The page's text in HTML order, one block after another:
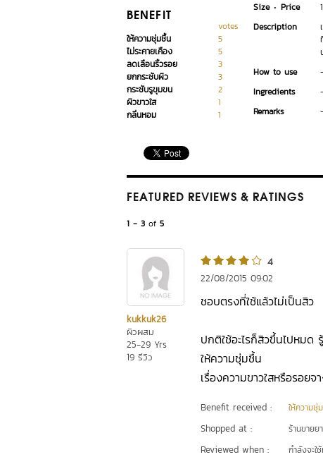
BENEFIT
votes
ให้ความชุ่มชื้น
5
ไม่ระคายเคือง
5
ลดเลือนริ้วรอย
3
ยกกระชับผิว
3
กระชับรูขุมขน
2
ผิวขาวใส
1
กลิ่นหอม
1
Size Price
Description
How to use
Ingredients
Remarks
FEATURED REVIEWS & RATINGS
1 - 3 of 5
kukkuk26
ผิวผสม
25-29 Yrs
19 รีวิว
4
22/08/2015 09:02
ชอบตรงที่ใช้แล้วไม่เป็นสิว
ปกติใช้อะไรก็สิวขึ้นไปหมด
ให้ความชุ่มชื้น
เรื่องความขาวใสหรือรอยจ
Benefit received : ให้ความชุ่
Shopped at : ร้านขาย
Reviewed when : กำลังจะใ